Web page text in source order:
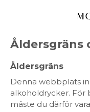
Vi
varumärken
Åldersgräns
Åldersgräns
Denna webbplats
alkoholdrycker. För
måste du därför